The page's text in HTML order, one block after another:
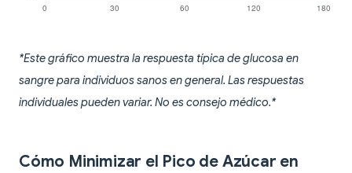
*Este gráfico muestra la respuesta típica de glucosa en
sangre para individuos sanos en general. Las respuestas
individuales pueden variar. No es consejo médico.*
Cómo Minimizar el Pico de Azúcar en